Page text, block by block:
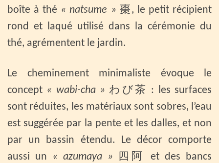
boîte à thé « natsume » 棗, le petit récipient
rond et laqué utilisé dans la cérémonie du
thé, agrémentent le jardin.
Le cheminement minimaliste évoque le
concept « wabi-cha » わび茶 : les surfaces
sont réduites, les matériaux sont sobres, l’eau
est suggérée par la pente et les dalles, et non
par un bassin étendu. Le décor comporte
aussi un « azumaya » 四阿 et des bancs